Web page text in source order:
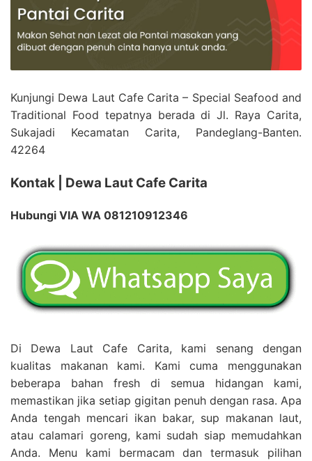
Kunjungi Dewa Laut Cafe Carita – Special Seafood and
Traditional Food tepatnya berada di Jl. Raya Carita,
Sukajadi Kecamatan Carita, Pandeglang-Banten.
42264
Kontak | Dewa Laut Cafe Carita
Hubungi VIA WA 081210912346
Di Dewa Laut Cafe Carita, kami senang dengan
kualitas makanan kami. Kami cuma menggunakan
beberapa bahan fresh di semua hidangan kami,
memastikan jika setiap gigitan penuh dengan rasa. Apa
Anda tengah mencari ikan bakar, sup makanan laut,
atau calamari goreng, kami sudah siap memudahkan
Anda. Menu kami bermacam dan termasuk pilihan